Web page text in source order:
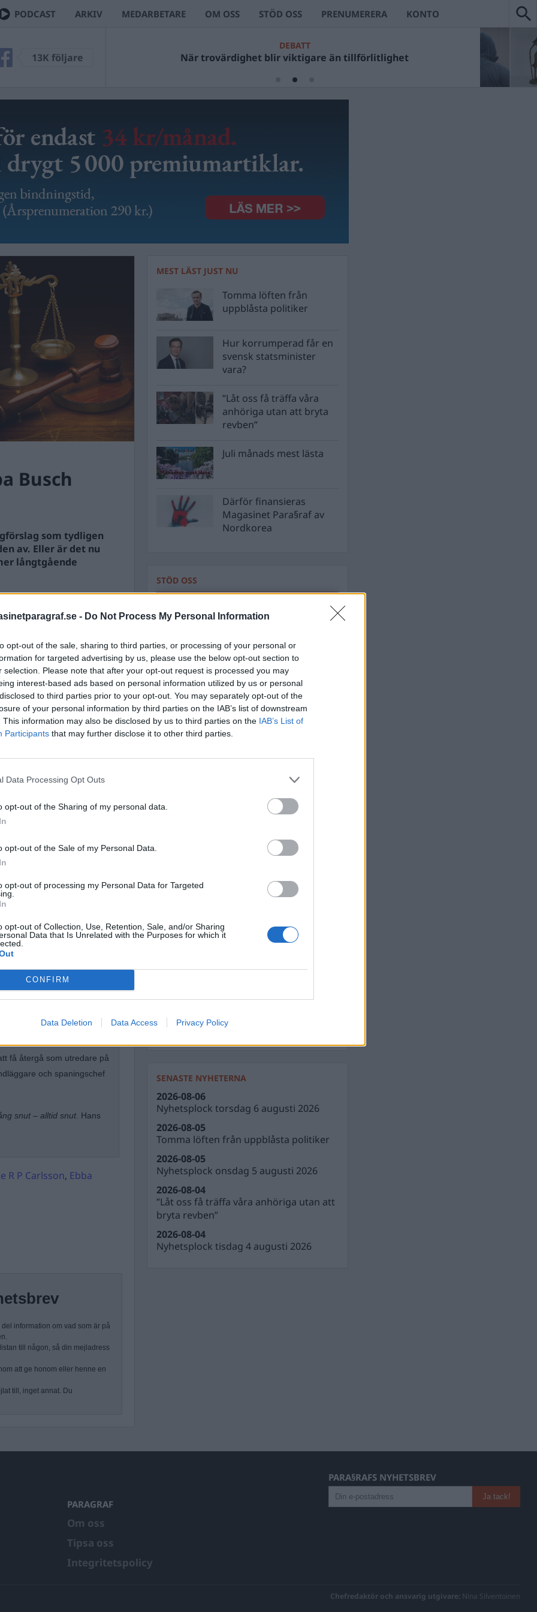
- Do Not Process My Personal Information
opt-out of the sale, sharing to third parties, or processing of your personal or
for targeted advertising by us, please use the below opt-out section to
selection. Please note that after your opt-out request is processed you may
interest-based ads based on personal information utilized by us or personal
to third parties prior to your opt-out. You may separately opt-out of the
of your personal information by third parties on the IAB’s list of downstream
This information may also be disclosed by us to third parties on the IAB’s List of
Participants that may further disclose it to other third parties.
Data Processing Opt Outs
opt-out of the Sharing of my personal data.
opt-out of the Sale of my Personal Data.
opt-out of processing my Personal Data for Targeted
opt-out of Collection, Use, Retention, Sale, and/or Sharing
Data that Is Unrelated with the Purposes for which it
CONFIRM
Data Deletion Data Access Privacy Policy
PODCAST ARKIV MEDARBETARE OM OSS STÖD OSS PRENUMERERA KONTO
13K följare
DEBATT
När trovärdighet blir viktigare än tillförlitlighet
Busch
som tydligen
av. Eller är det nu
långtgående
hela
arbetat med
för en rotel med
få återgå som utredare på
och spaningschef
snut – alltid snut. Hans
R P Carlsson, Ebba
information om vad som är på
till någon, så din mejladress
att ge honom eller henne en
till, inget annat. Du
MEST LÄST JUST NU
Tomma löften från
uppblåsta politiker
Hur korrumperad får en
svensk statsminister
vara?
”Låt oss få träffa våra
anhöriga utan att bryta
revben”
Juli månads mest lästa
Därför finansieras
Magasinet Para§raf av
Nordkorea
STÖD OSS
PRENUMERERA PÅ PARA§RAFS NYHETSBREV
ÄMNESORD
Anders Cardell
Magnusson
Börje
Börje R P Carlsson
Demokrati Dick Sundevall
Grov misshandel
Lagar
Michael Pålsson
Mordförsök Nilsson-Larancuent
Polisen
Sverigedemokraterna
Ulf Kristersson
SENASTE NYHETERNA
Nyhetsplock torsdag 6 augusti 2026
2026-08-06
Tomma löften från uppblåsta politiker
2026-08-05
Nyhetsplock onsdag 5 augusti 2026
2026-08-05
”Låt oss få träffa våra anhöriga utan att
bryta revben”
2026-08-04
Nyhetsplock tisdag 4 augusti 2026
2026-08-04
PARAGRAF
Om oss
Tipsa oss
Integritetspolicy
PARA§RAFS NYHETSBREV
Chefredaktör och ansvarig utgivare: Nina Silventoinen